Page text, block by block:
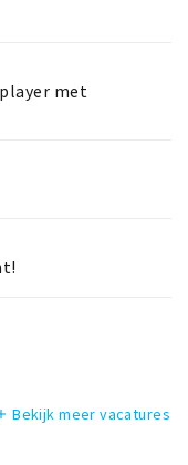
met
Bekijk meer vacatures